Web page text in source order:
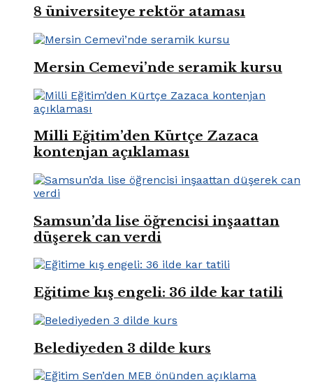
8 üniversiteye rektör ataması
Mersin Cemevi’nde seramik kursu
Milli Eğitim’den Kürtçe Zazaca
kontenjan açıklaması
Samsun’da lise öğrencisi inşaattan
düşerek can verdi
Eğitime kış engeli: 36 ilde kar tatili
Belediyeden 3 dilde kurs